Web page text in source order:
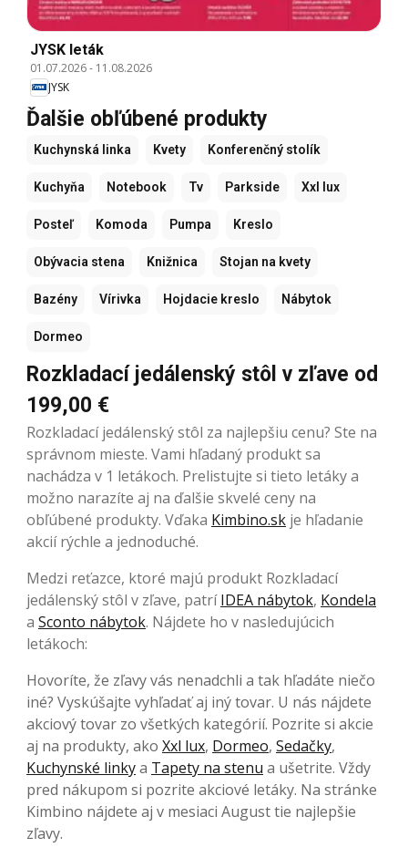
JYSK leták
01.07.2026- 11.08.2026
JYSK
Ďalšie obľúbené produkty
Kuchynská linka Kvety Konferenčný stolík
Kuchyňa Notebook Tv Parkside Xxl lux
Posteľ Komoda Pumpa Kreslo
Obývacia stena Knižnica Stojan na kvety
Bazény Vírivka Hojdacie kreslo Nábytok
Dormeo
Rozkladací jedálenský stôl v zľave od
199,00 €
Rozkladací jedálenský stôl za najlepšiu cenu? Ste na
správnom mieste. Vami hľadaný produkt sa
nachádza v 1 letákoch. Prelistujte si tieto letáky a
možno narazíte aj na ďalšie skvelé ceny na
obľúbené produkty. Vďaka Kimbino.sk je hľadanie
akcií rýchle a jednoduché.
Medzi reťazce, ktoré majú produkt Rozkladací
jedálenský stôl v zľave, patríIDEA nábytok, Kondela
a Sconto nábytok. Nájdete ho v nasledujúcich
letákoch:
Hovoríte, že zľavy vás nenadchli a tak hľadáte niečo
iné? Vyskúšajte vyhľadať aj iný tovar. U nás nájdete
akciový tovar zo všetkých kategórií. Pozrite si akcie
aj na produkty, ako Xxl lux, Dormeo, Sedačky,
Kuchynské linkya Tapety na stenu a ušetrite. Vždy
pred nákupom si pozrite akciové letáky. Na stránke
Kimbino nájdete aj v mesiaci August tie najlepšie
zľavy.